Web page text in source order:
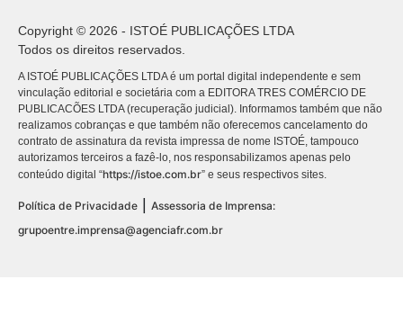
Copyright © 2026 - ISTOÉ PUBLICAÇÕES LTDA
Todos os direitos reservados.
A ISTOÉ PUBLICAÇÕES LTDA é um portal digital independente e sem
vinculação editorial e societária com a EDITORA TRES COMÉRCIO DE
PUBLICACÕES LTDA (recuperação judicial). Informamos também que não
realizamos cobranças e que também não oferecemos cancelamento do
contrato de assinatura da revista impressa de nome ISTOÉ, tampouco
autorizamos terceiros a fazê-lo, nos responsabilizamos apenas pelo
conteúdo digital “https://istoe.com.br” e seus respectivos sites.
Política de Privacidade
Assessoria de Imprensa:
grupoentre.imprensa@agenciafr.com.br